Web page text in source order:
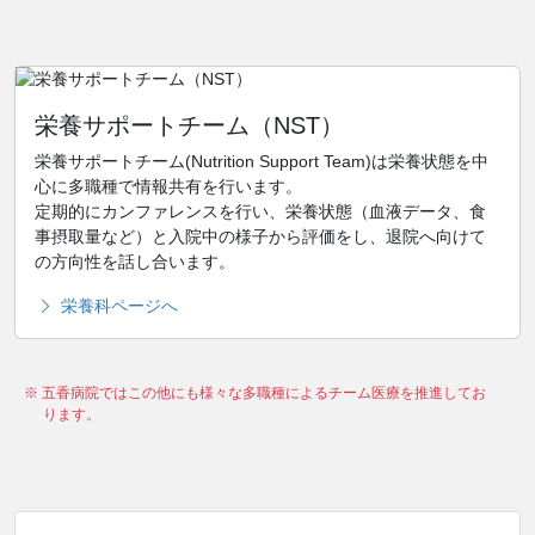
栄養サポートチーム（NST）
栄養サポートチーム(Nutrition Support Team)は栄養状態を中
心に多職種で情報共有を行います。
定期的にカンファレンスを行い、栄養状態（血液データ、食
事摂取量など）と入院中の様子から評価をし、退院へ向けて
の方向性を話し合います。
栄養科ページへ
※ 五香病院ではこの他にも様々な多職種によるチーム医療を推進してお
ります。